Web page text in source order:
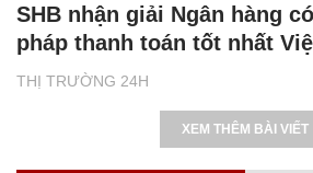
THỊ TRƯỜNG 24H
SHB nhận giải Ngân hàng
pháp thanh toán tốt nhất
XEM THÊM BÀI VIẾT